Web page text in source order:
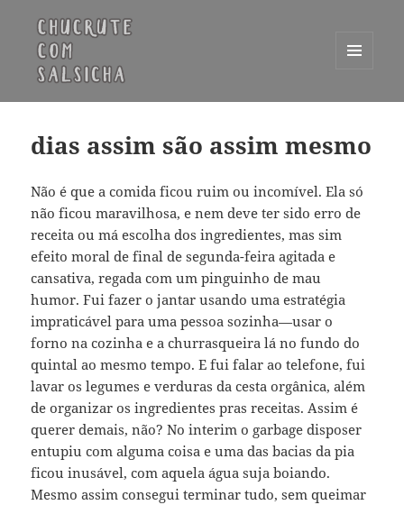
WIDGETS
dias assim são assim mesmo
Não é que a comida ficou ruim ou incomível. Ela só
não ficou maravilhosa, e nem deve ter sido erro de
receita ou má escolha dos ingredientes, mas sim
efeito moral de final de segunda-feira agitada e
cansativa, regada com um pinguinho de mau
humor. Fui fazer o jantar usando uma estratégia
impraticável para uma pessoa sozinha—usar o
forno na cozinha e a churrasqueira lá no fundo do
quintal ao mesmo tempo. E fui falar ao telefone, fui
lavar os legumes e verduras da cesta orgânica, além
de organizar os ingredientes pras receitas. Assim é
querer demais, não? No interim o garbage disposer
entupiu com alguma coisa e uma das bacias da pia
ficou inusável, com aquela água suja boiando.
Mesmo assim consegui terminar tudo, sem queimar